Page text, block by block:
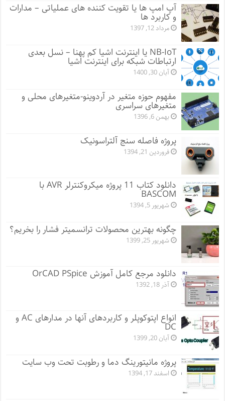
آپ امپ ها یا تقویت کننده های عملیاتی – مدارات
و کاربرد ها
مرداد 12, 1397
NB-IoT یا اینترنت اشیا کم پهنا – نسل بعدی
ارتباطات شبکه برای اینترنت اشیا
آبان 30, 1400
مفهوم حوزه متغیر در آردوینو-متغیرهای محلی و
متغیرهای سراسری
بهمن 6, 1396
پروژه فاصله سنج آلتراسونیک
فروردین 21, 1394
دانلود کتاب 11 پروژه میکروکنترلر AVR با
BASCOM
شهریور 5, 1394
چگونه بهترین محصولات ترانسمیتر فشار را بخریم؟
شهریور 25, 1399
دانلود مرجع کامل آموزش OrCAD PSpice
آذر 18, 1392
انواع اپتوکوپلر و کاربردهای آنها در مدارهای AC و
DC
آبان 20, 1399
پروژه مانيتورينگ دما و رطوبت تحت وب سایت
اسفند 17, 1394